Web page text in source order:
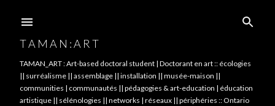
T A M A N : A R T
TAMAN_ART : Art-based doctoral student | Doctorant en art :: écologies
|| surréalisme || assemblage || installation || musée-maison ||
communities | communautés || pédagogies & art-education | éducation
artistique || sélénologies || networks | réseaux || périphéries :: Ontario